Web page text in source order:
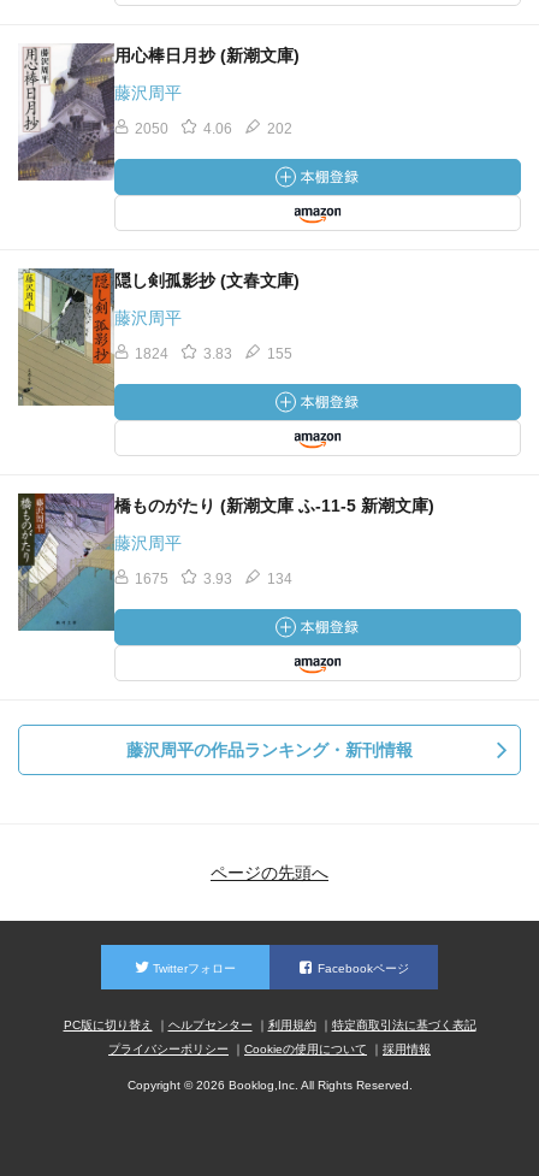
用心棒日月抄 (新潮文庫)
藤沢周平
2050 4.06 202
隠し剣孤影抄 (文春文庫)
藤沢周平
1824 3.83 155
橋ものがたり (新潮文庫 ふ-11-5 新潮文庫)
藤沢周平
1675 3.93 134
藤沢周平の作品ランキング・新刊情報
ページの先頭へ
Twitterフォロー Facebookページ
PC版に切り替え ヘルプセンター 利用規約
特定商取引法に基づく表記
プライバシーポリシー
Cookieの使用について 採用情報
Copyright © 2026 Booklog,Inc. All Rights Reserved.